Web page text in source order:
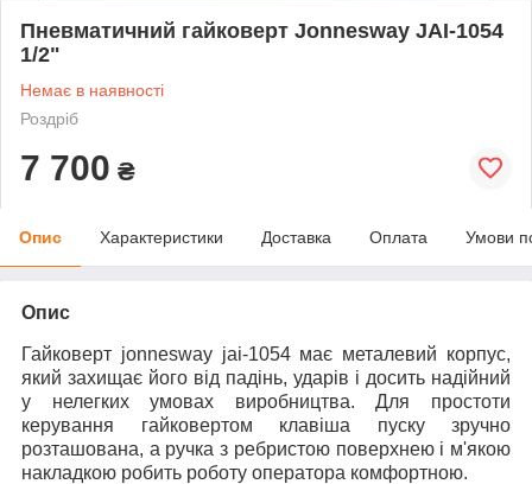
Пневматичний гайковерт Jonnesway JAI-1054
1/2"
Немає в наявності
Роздріб
7 700 ₴
Опис Характеристики Доставка Оплата Умови
Опис
Гайковерт jonnesway jai-1054 має металевий корпус,
який захищає його від падінь, ударів і досить надійний
у нелегких умовах виробництва. Для простоти
керування гайковертом клавіша пуску зручно
розташована, а ручка з ребристою поверхнею і м'якою
накладкою робить роботу оператора комфортною.